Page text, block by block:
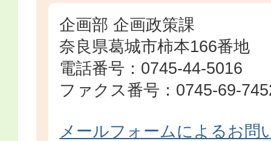
企画部 企画政策課
奈良県葛城市柿本166番地
電話番号：0745-44-5016
ファクス番号：0745-69-
メールフォームによるお問